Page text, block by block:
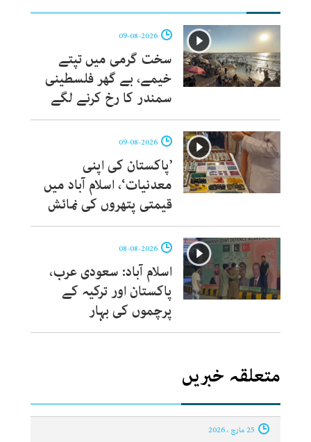
سخت گرمی میں تپتے
خیمے، بے گھر فلسطینی
سمندر کا رخ کرنے لگے
’پاکستان کی اپنی
معدنیات‘، اسلام آباد میں
قیمتی پتھروں کی نمائش
اسلام آباد: سعودی عرب،
پاکستان اور ترکیہ کے
پرچموں کی بہار
متعلقہ خبریں